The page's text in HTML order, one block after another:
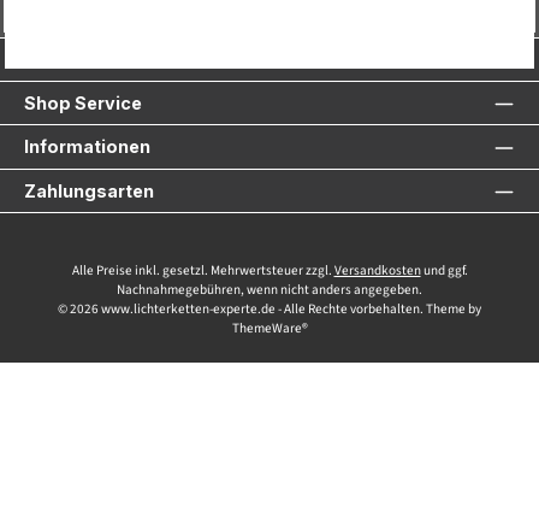
Shop Service
Informationen
Zahlungsarten
Alle Preise inkl. gesetzl. Mehrwertsteuer zzgl. Versandkostenund ggf.
Nachnahmegebühren, wenn nicht anders angegeben.
© 2026 www.lichterketten-experte.de - Alle Rechte vorbehalten. Theme by
ThemeWare®